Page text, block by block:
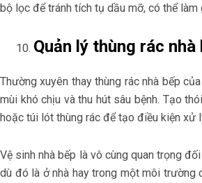
bộ lọc để tránh tích tụ dầu mỡ, có thể
Quản lý thùng rác
Thường xuyên thay thùng rác nhà bếp
mùi khó chịu và thu hút sâu bệnh. Tạo
hoặc túi lót thùng rác để tạo điều kiện xử
Vệ sinh nhà bếp là vô cùng quan trọng
dù đó là ở nhà hay trong một môi trường